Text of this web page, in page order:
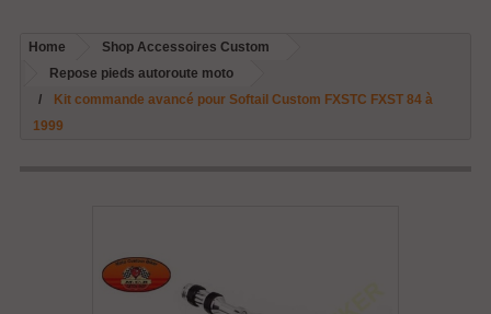
Home
Shop Accessoires Custom
Repose pieds autoroute moto
Kit commande avancé pour Softail Custom FXSTC FXST 84 à
1999